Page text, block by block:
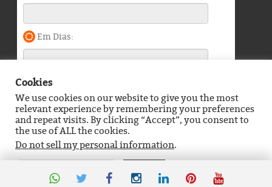
Blog do Durango Duarte © 2026. Todos os direitos
reservados.
Política de Privacidade
Cookies
We use cookies on our website to give you the most
relevant experience by remembering your preferences
and repeat visits. By clicking “Accept”, you consent to
the use of ALL the cookies.
Do not sell my personal information.